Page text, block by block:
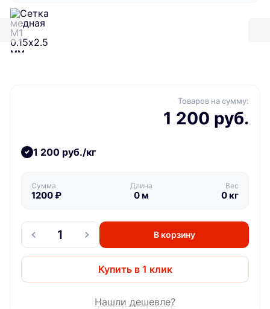
Товаров на сумму:
1 200 руб.
1 200 руб./кг
Сумма
1200₽
Длина
0м
Вес
0кг
В корзину
Купить в 1 клик
Нашли дешевле?